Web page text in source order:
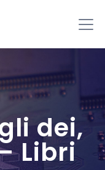
dei,
Libri